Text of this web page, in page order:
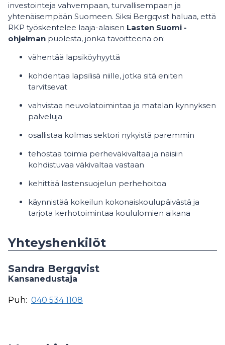
investointeja vahvempaan, turvallisempaan ja
yhtenäisempään Suomeen. Siksi Bergqvist haluaa, että
RKP työskentelee laaja-alaisen Lasten Suomi -
ohjelman puolesta, jonka tavoitteena on:
vähentää lapsiköyhyyttä
kohdentaa lapsilisä niille, jotka sitä eniten
tarvitsevat
vahvistaa neuvolatoimintaa ja matalan kynnyksen
palveluja
osallistaa kolmas sektori nykyistä paremmin
tehostaa toimia perheväkivaltaa ja naisiin
kohdistuvaa väkivaltaa vastaan
kehittää lastensuojelun perhehoitoa
käynnistää kokeilun kokonaiskoulupäivästä ja
tarjota kerhotoimintaa koululomien aikana
Yhteyshenkilöt
Sandra Bergqvist
Kansanedustaja
Puh: 040 534 1108